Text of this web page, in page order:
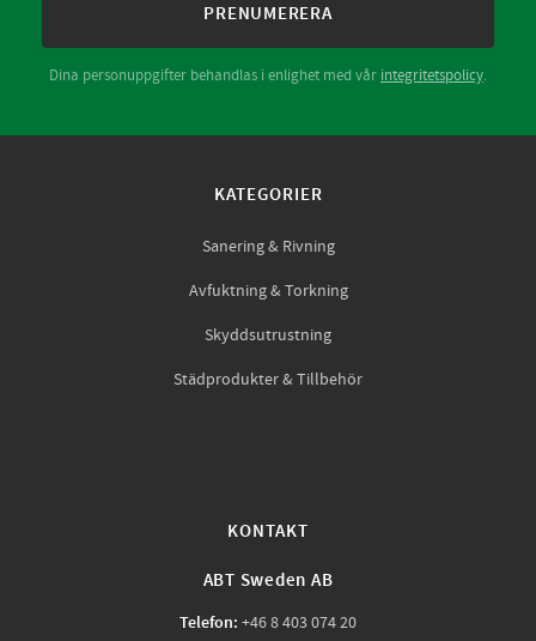
PRENUMERERA
Dina personuppgifter behandlas i enlighet med vår integritetspolicy.
KATEGORIER
Sanering & Rivning
Avfuktning & Torkning
Skyddsutrustning
Städprodukter & Tillbehör
KONTAKT
ABT Sweden AB
Telefon: +46 8 403 074 20